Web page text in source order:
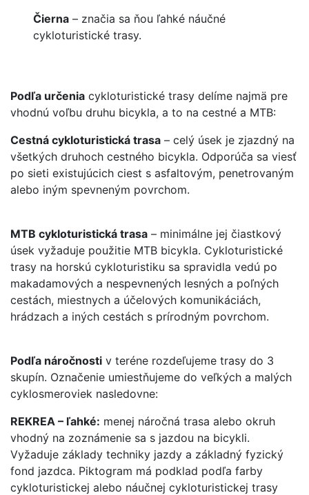
Čierna – značia sa ňou ľahké náučné
cykloturistické trasy.
Podľa určenia cykloturistické trasy delíme najmä pre
vhodnú voľbu druhu bicykla, a to na cestné a MTB:
Cestná cykloturistická trasa – celý úsek je zjazdný na
všetkých druhoch cestného bicykla. Odporúča sa viesť
po sieti existujúcich ciest s asfaltovým, penetrovaným
alebo iným spevneným povrchom.
MTB cykloturistická trasa – minimálne jej čiastkový
úsek vyžaduje použitie MTB bicykla. Cykloturistické
trasy na horskú cykloturistiku sa spravidla vedú po
makadamových a nespevnených lesných a poľných
cestách, miestnych a účelových komunikáciách,
hrádzach a iných cestách s prírodným povrchom.
Podľa náročnosti v teréne rozdeľujeme trasy do 3
skupín. Označenie umiestňujeme do veľkých a malých
cyklosmeroviek nasledovne:
REKREA – ľahké: menej náročná trasa alebo okruh
vhodný na zoznámenie sa s jazdou na bicykli.
Vyžaduje základy techniky jazdy a základný fyzický
fond jazdca. Piktogram má podklad podľa farby
cykloturistickej alebo náučnej cykloturistickej trasy